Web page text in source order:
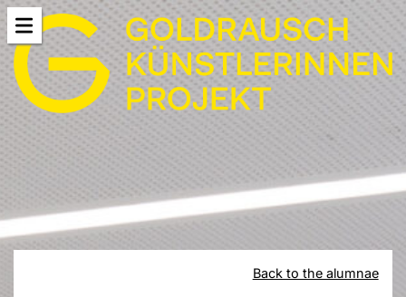
Back to the alumnae